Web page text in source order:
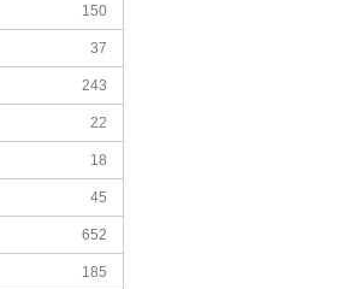
150
37
243
22
18
45
652
185